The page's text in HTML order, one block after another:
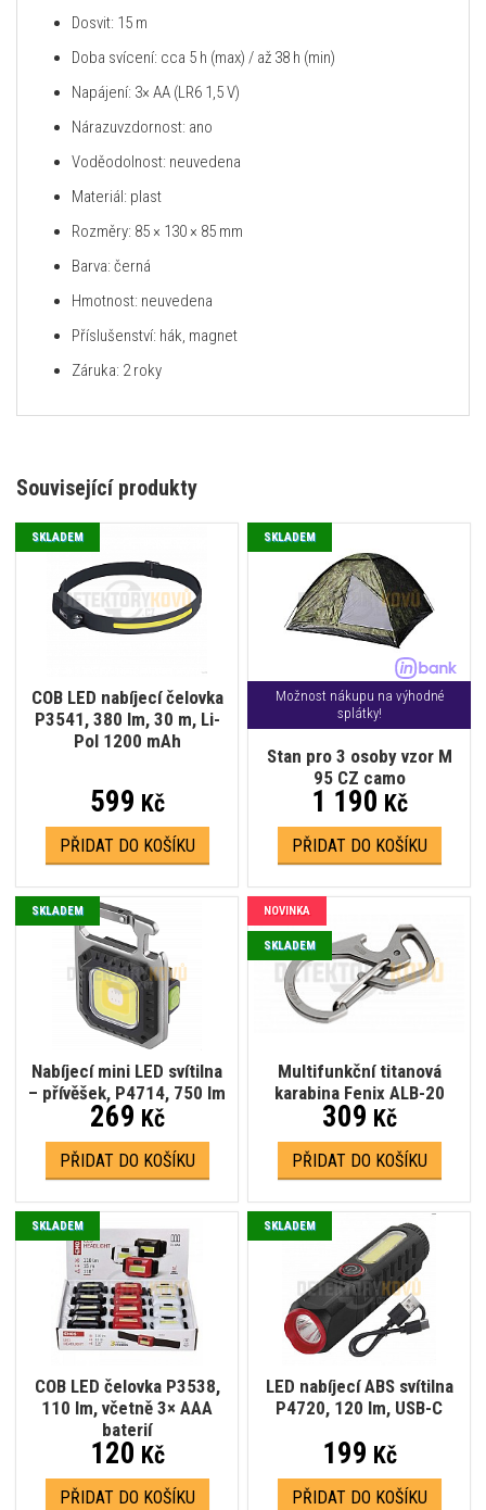
Dosvit: 15 m
Doba svícení: cca 5 h (max) / až 38 h (min)
Napájení: 3× AA (LR6 1,5 V)
Nárazuvzdornost: ano
Voděodolnost: neuvedena
Materiál: plast
Rozměry: 85 × 130 × 85 mm
Barva: černá
Hmotnost: neuvedena
Příslušenství: hák, magnet
Záruka: 2 roky
Související produkty
COB LED nabíjecí čelovka
P3541, 380 lm, 30 m, Li-
Pol 1200 mAh
SKLADEM
599 Kč
PŘIDAT DO KOŠÍKU
Možnost nákupu na výhodné
splátky!
Stan pro 3 osoby vzor M
95 CZ camo
SKLADEM
1 190 Kč
PŘIDAT DO KOŠÍKU
Nabíjecí mini LED svítilna
– přívěšek, P4714, 750 lm
SKLADEM
269 Kč
PŘIDAT DO KOŠÍKU
Multifunkční titanová
karabina Fenix ALB-20
NOVINKA
SKLADEM
309 Kč
PŘIDAT DO KOŠÍKU
COB LED čelovka P3538,
110 lm, včetně 3× AAA
baterií
SKLADEM
120 Kč
PŘIDAT DO KOŠÍKU
LED nabíjecí ABS svítilna
P4720, 120 lm, USB-C
SKLADEM
199 Kč
PŘIDAT DO KOŠÍKU